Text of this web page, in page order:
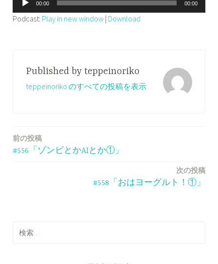
声
プ
00:00 00:00
Podcast: Play in new window | Download
Published by teppeinoriko
teppeinoriko のすべての投稿を表示
投
ー
前の投稿
#556「ゾンビとかAIとか①」
次の投稿
#558「おはヨーグルト！①」
検